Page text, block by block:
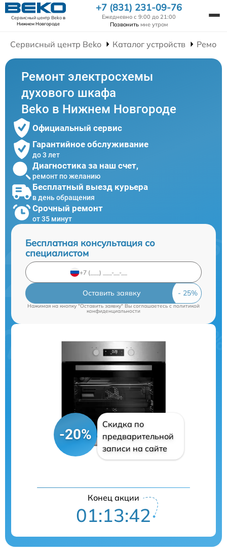
Сервисный центр Bekoв
Нижнем Новгороде
+7 (831) 231-09-76
Ежедневно с 9:00 до 21:00
Позвонить мне утром
Сервисный центр Beko Каталог устройств
Ремонт электросхемы
духового шкафа
Beko в Нижнем Новгороде
Официальный сервис
Гарантийное обслуживание
до 3 лет
Диагностика за наш счет,
ремонт по желанию
Бесплатный выезд курьера
в день обращения
Срочный ремонт
от 35 минут
Бесплатная консультация со
специалистом
Оставить заявку
Нажимая на кнопку "Оставить заявку" Вы соглашаетесь cполитикой
конфиденциальности
-20%
Скидка по
предварительной
записи на сайте
Конец акции
01:13:42